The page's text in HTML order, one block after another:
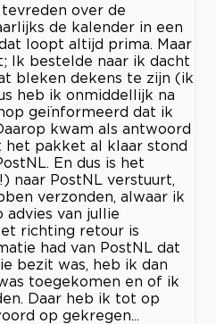
over de
de kalender in een
loopt altijd prima. Maar
Ik bestelde naar ik dacht
bleken dekens te zijn (ik
heb ik onmiddellijk na
geïnformeerd dat ik
kwam als antwoord
pakket al klaar stond
En dus is het
naar PostNL verstuurt,
verzonden, alwaar ik
van jullie
richting retour is
had van PostNL dat
bezit was, heb ik dan
toegekomen en of ik
Daar heb ik tot op
op gekregen...